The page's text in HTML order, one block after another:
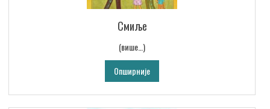
Смиље
(више…)
Опширније